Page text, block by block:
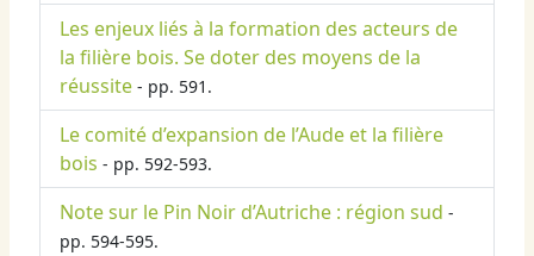
Les enjeux liés à la formation des acteurs de
la filière bois. Se doter des moyens de la
réussite - pp. 591.
Le comité d’expansion de l’Aude et la filière
bois - pp. 592-593.
Note sur le Pin Noir d’Autriche : région sud -
pp. 594-595.